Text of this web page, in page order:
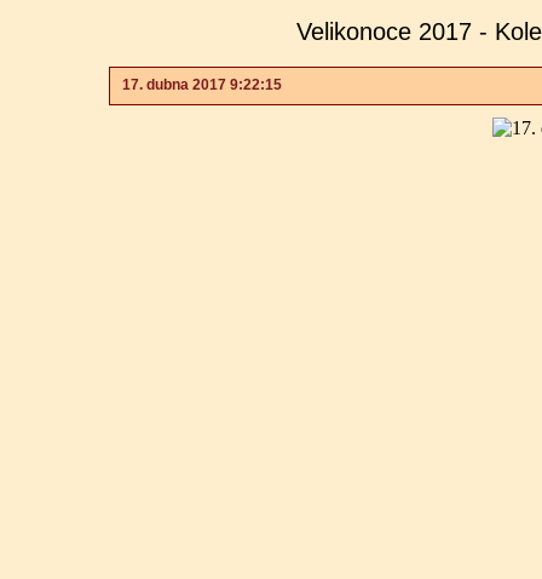
Velikonoce 2017 -
17. dubna 2017 9:22:15